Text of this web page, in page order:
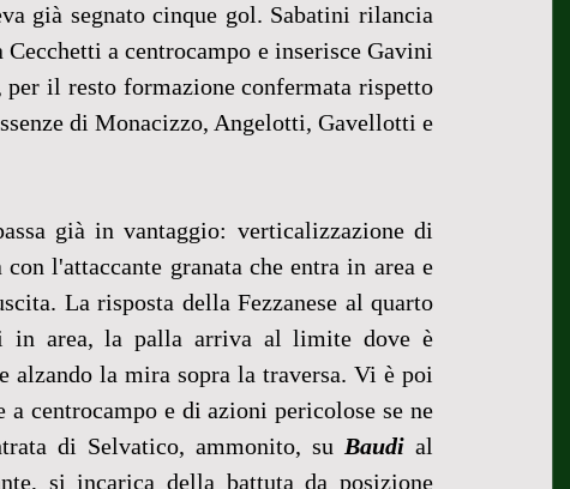
già segnato cinque gol. Sabatini rilancia
a centrocampo e inserisce Gavini
il resto formazione confermata rispetto
di Monacizzo, Angelotti, Gavellotti e
già in vantaggio: verticalizzazione di
l'attaccante granata che entra in area e
La risposta della Fezzanese al quarto
in area, la palla arriva al limite dove è
alzando la mira sopra la traversa. Vi è poi
centrocampo e di azioni pericolose se ne
di Selvatico, ammonito, su Baudi al
si incarica della battuta da posizione